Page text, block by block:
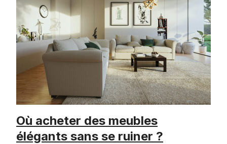
Où acheter des meubles
élégants sans se ruiner ?